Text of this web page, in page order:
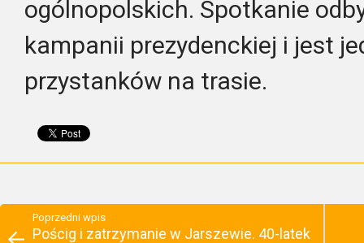
ogólnopolskich. Spotkanie
kampanii prezydenckiej i jest
przystanków na trasie.
Poprzedni wpis
Pościg i zatrzymanie w Jarszewie. 40-latek